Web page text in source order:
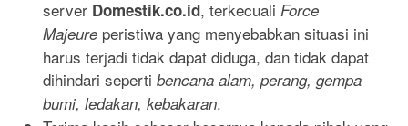
server Domestik.co.id, terkecuali Force
Majeure peristiwa yang menyebabkan situasi ini
harus terjadi tidak dapat diduga, dan tidak dapat
dihindari seperti bencana alam, perang, gempa
bumi, ledakan, kebakaran.